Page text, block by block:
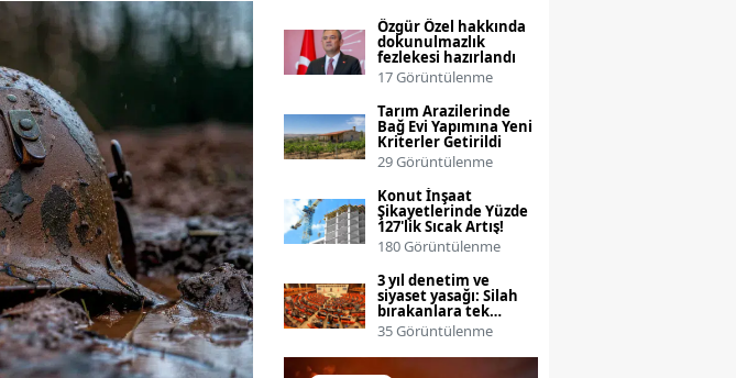
Özgür Özel hakkında
dokunulmazlık
fezlekesi hazırlandı
17 Görüntülenme
Tarım Arazilerinde
Bağ Evi Yapımına Yeni
Kriterler Getirildi
29 Görüntülenme
Konut İnşaat
Şikayetlerinde Yüzde
127'lik Sıcak Artış!
180 Görüntülenme
3 yıl denetim ve
siyaset yasağı: Silah
bırakanlara tek
seferlik çerçeve yasa
teklifinin detayları
netleşti
35 Görüntülenme